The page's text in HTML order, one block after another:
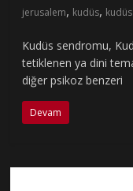
jerusalem, kudüs,
Kudüs sendromu,
tetiklenen ya dini
diğer psikoz benzeri
Devam